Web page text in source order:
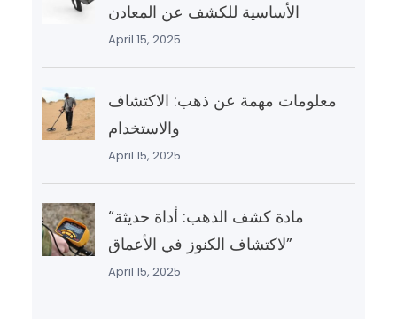
الأساسية للكشف عن المعادن
April 15, 2025
معلومات مهمة عن ذهب: الاكتشاف
والاستخدام
April 15, 2025
“مادة كشف الذهب: أداة حديثة
لاكتشاف الكنوز في الأعماق”
April 15, 2025